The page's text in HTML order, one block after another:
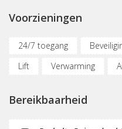
Voorzieningen
24/7 toegang
Lift
Verwarming
Fietsenstalling
Bereikbaarheid